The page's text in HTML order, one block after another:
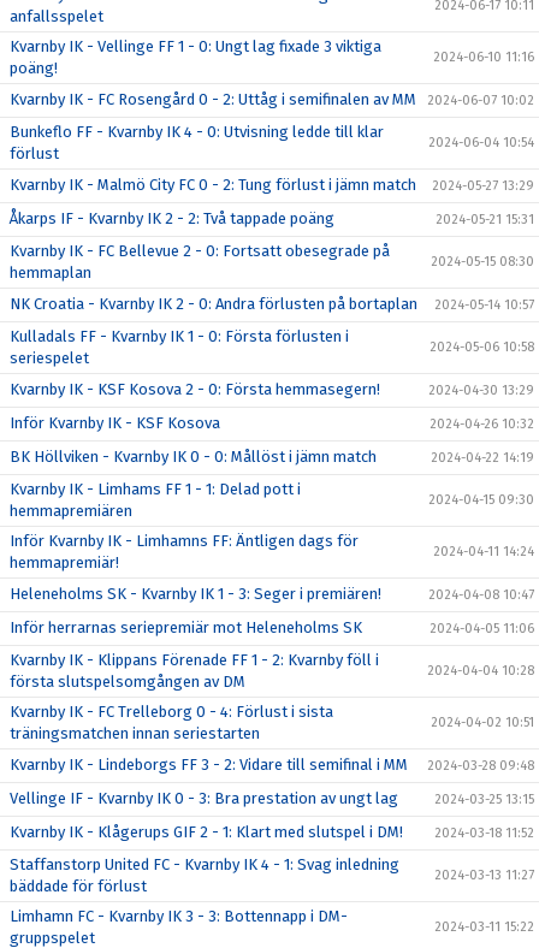
anfallsspelet
2024-06-17 10:11
Kvarnby IK - Vellinge FF 1 - 0: Ungt lag fixade 3 viktiga
poäng!
2024-06-10 11:16
Kvarnby IK - FC Rosengård 0 - 2: Uttåg i semifinalen av MM 2024-06-07 10:02
Bunkeflo FF - Kvarnby IK 4 - 0: Utvisning ledde till klar
förlust
2024-06-04 10:54
Kvarnby IK - Malmö City FC 0 - 2: Tung förlust i jämn match 2024-05-27 13:29
Åkarps IF - Kvarnby IK 2 - 2: Två tappade poäng 2024-05-21 15:31
Kvarnby IK - FC Bellevue 2 - 0: Fortsatt obesegrade på
hemmaplan
2024-05-15 08:30
NK Croatia - Kvarnby IK 2 - 0: Andra förlusten på bortaplan 2024-05-14 10:57
Kulladals FF - Kvarnby IK 1 - 0: Första förlusten i
seriespelet
2024-05-06 10:58
Kvarnby IK - KSF Kosova 2 - 0: Första hemmasegern! 2024-04-30 13:29
Inför Kvarnby IK - KSF Kosova 2024-04-26 10:32
BK Höllviken - Kvarnby IK 0 - 0: Mållöst i jämn match 2024-04-22 14:19
Kvarnby IK - Limhams FF 1 - 1: Delad pott i
hemmapremiären
2024-04-15 09:30
Inför Kvarnby IK - Limhamns FF: Äntligen dags för
hemmapremiär!
2024-04-11 14:24
Heleneholms SK - Kvarnby IK 1 - 3: Seger i premiären! 2024-04-08 10:47
Inför herrarnas seriepremiär mot Heleneholms SK 2024-04-05 11:06
Kvarnby IK - Klippans Förenade FF 1 - 2: Kvarnby föll i
första slutspelsomgången av DM
2024-04-04 10:28
Kvarnby IK - FC Trelleborg 0 - 4: Förlust i sista
träningsmatchen innan seriestarten
2024-04-02 10:51
Kvarnby IK - Lindeborgs FF 3 - 2: Vidare till semifinal i MM 2024-03-28 09:48
Vellinge IF - Kvarnby IK 0 - 3: Bra prestation av ungt lag 2024-03-25 13:15
Kvarnby IK - Klågerups GIF 2 - 1: Klart med slutspel i DM! 2024-03-18 11:52
Staffanstorp United FC - Kvarnby IK 4 - 1: Svag inledning
bäddade för förlust
2024-03-13 11:27
Limhamn FC - Kvarnby IK 3 - 3: Bottennapp i DM-
gruppspelet
2024-03-11 15:22